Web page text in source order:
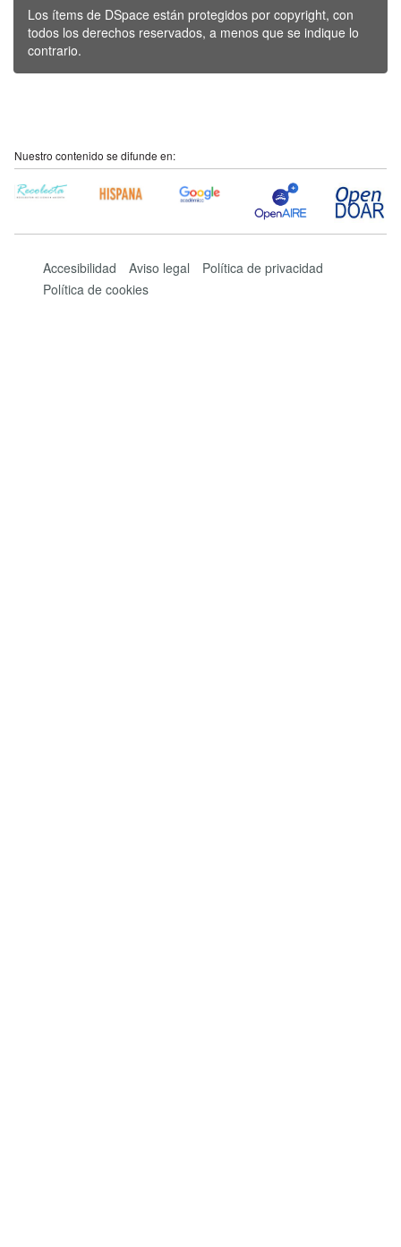
Los ítems de DSpace están protegidos por copyright, con
todos los derechos reservados, a menos que se indique lo
contrario.
Nuestro contenido se difunde en:
Accesibilidad Aviso legal
Política de privacidad
Política de cookies